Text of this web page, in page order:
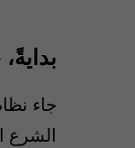
بدايةً،
جاء
الشرع